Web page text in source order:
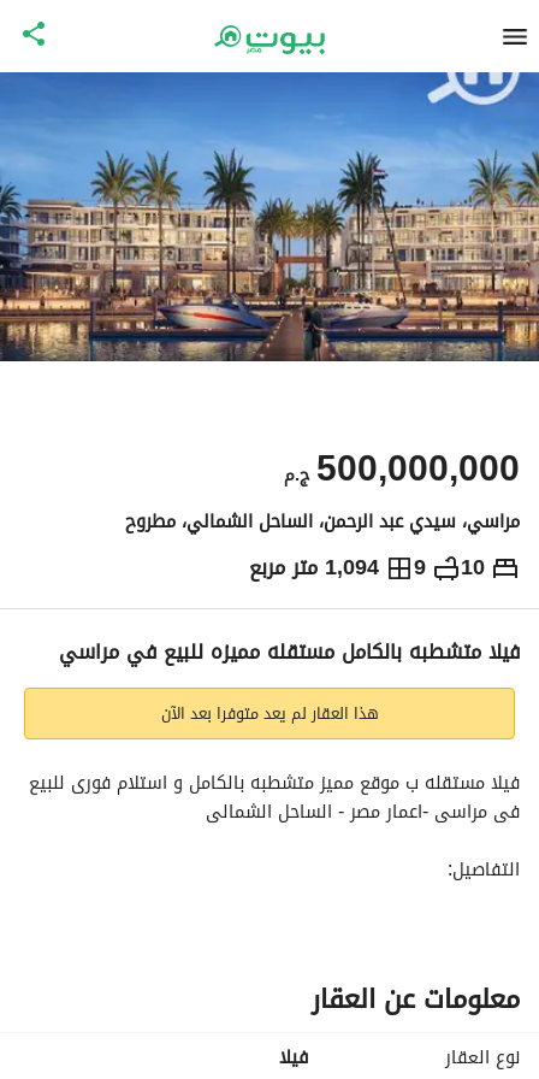
ج.م 500,000,000
مراسي، سيدي عبد الرحمن، الساحل الشمالي، مطروح
10
9 1,094 متر مربع ج.م500,000,000
التفاصيل الاتجاهات والمؤشرات رهن عقاري
فيلا متشطبه بالكامل مستقله مميزه للبيع في مراسي
هذا العقار لم يعد متوفرا بعد الآن
فى مراسى -اعمار مصر - الساحل الشمالى
التفاصيل:
• عدد الحمامات : 9
• غرفه للمربيه مع حمام خاص
•غرفه للسائق بحمام خاص
• التشطيب : متشطبه بالكامل
معلومات عن العقار
نوع العقار
فیلا